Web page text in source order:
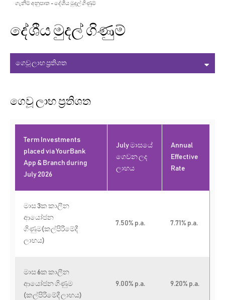
ගැනීම් අනුපාත - දේශීය මුදල් ගිණුම්
දේශීය මුදල් ගිණුම්
ගෙවූ ලාභ ප්‍රතිශත
Term Investments
placed via YourBank
App & Branch during
July 2026
July මාසයේ
ගෙවන ලද
ලාභය
Annual
Effective
Rate
මාස 3ක කාලීන
ආයෝජන
ගිණුම(කල්පිරීමේදී
ලාභය)
7.50% p.a. 7.71% p.a.
මාස 6ක කාලීන
ආයෝජන ගිණුම
(කල්පිරීමේදී ලාභය)
9.00% p.a. 9.20% p.a.